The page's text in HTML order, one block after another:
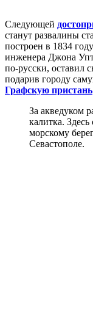
Следующей
станут развалины
построен в 1834
инженера Джона
по-русски, оставил
подарив городу
Графскую пристань
За акведуком
калитка.
морскому
Севастополе.